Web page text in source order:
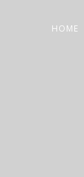
HOME